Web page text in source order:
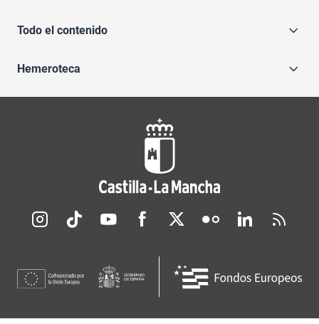
Todo el contenido
Hemeroteca
Redes sociales JCCM